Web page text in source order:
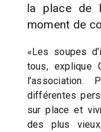
la place de
moment de
«Les soupes
tous, explique
différentes
sur place et
des plus